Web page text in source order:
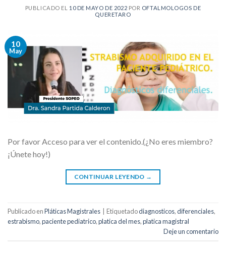
PUBLICADO EL 10 DE MAYO DE 2022 POR OFTALMOLOGOS DE
QUERETARO
10
May
Por favor Acceso para ver el contenido.(¿No eres miembro?
¡Únete hoy!)
CONTINUAR LEYENDO →
Publicado enPláticas Magistrales Etiquetadodiagnosticos,diferenciales,
estrabismo,paciente pediatrico,platica del mes,platica magistral
Deje un comentario